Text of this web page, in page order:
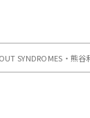
SYNDROMES・熊